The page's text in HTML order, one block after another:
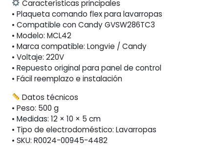
Características principales
• Plaqueta comando flex para lavarropas
• Compatible con Candy GVSW286TC3
• Modelo: MCL42
• Marca compatible: Longvie / Candy
• Voltaje: 220V
• Repuesto original para panel de control
• Fácil reemplazo e instalación
Datos técnicos
• Peso: 500 g
• Medidas: 12 × 10 × 5 cm
• Tipo de electrodoméstico: Lavarropas
• SKU: R0024-00945-4482